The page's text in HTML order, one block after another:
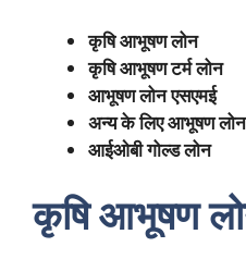
कृषि आभूषण लोन
कृषि आभूषण टर्म लोन
आभूषण लोन एसएमई
अन्य के लिए आभूषण लोन
आईओबी गोल्ड लोन
कृषि आभूषण